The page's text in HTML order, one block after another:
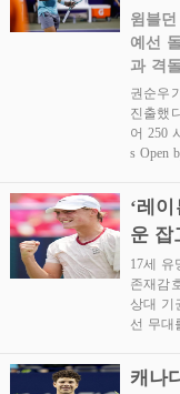
윔블
예선
과 격
권순우
진출했
어 250
s Open
‘레
운 잡
17세 유
존재감
상대 기
선 무대
캐나